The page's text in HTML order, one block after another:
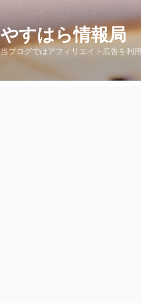
やすはら情報局
当ブログではアフィリエイト広告を利